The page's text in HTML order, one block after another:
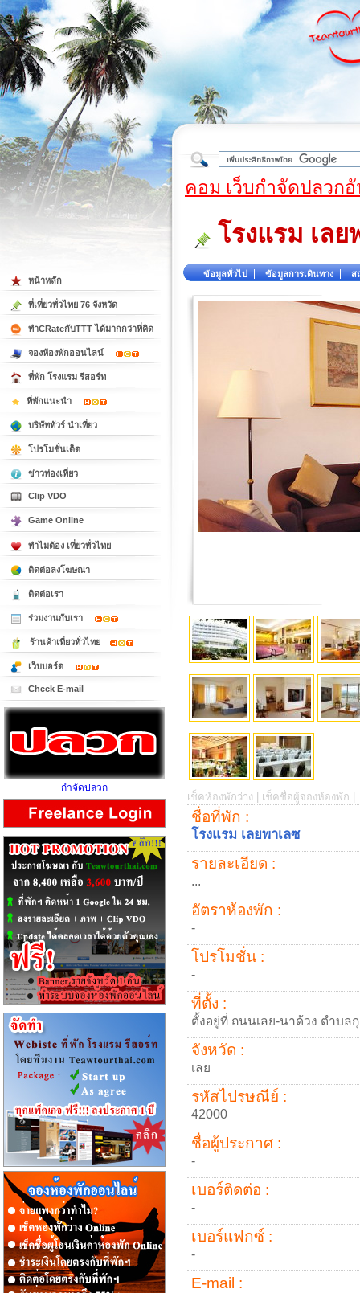
ต้
คอม เว็บกำจัดปลวก
โรงแรม เลย
ข้อมูลทั่วไป ข้อมูลการเดินทาง ส
เช็คห้องพักว่าง | เช็คชื่อผู้จองห้องพัก |
ชื่อที่พัก :
โรงแรม เลยพาเลซ
รายละเอียด :
...
อัตราห้องพัก :
-
โปรโมชั่น :
-
ที่ตั้ง :
ตั้งอยู่ที่ ถนนเลย-นาด้วง ตำบลกุ
จังหวัด :
เลย
รหัสไปรษณีย์ :
42000
ชื่อผู้ประกาศ :
-
เบอร์ติดต่อ :
-
เบอร์แฟกซ์ :
-
E-mail :
หน้าหลัก
ที่เที่ยวทั่วไทย 76 จังหวัด
ทำCRateกับTTT ได้มากกว่าที่คิด
จองห้องพักออนไลน์
ที่พัก โรงแรม รีสอร์ท
ที่พักแนะนำ
บริษัททัวร์ นำเที่ยว
โปรโมชั่นเด็ด
ข่าวท่องเที่ยว
Clip VDO
Game Online
ทำไมต้อง เที่ยวทั่วไทย
ติดต่อลงโฆษณา
ติดต่อเรา
ร่วมงานกับเรา
ร้านค้าเที่ยวทั่วไทย
เว็บบอร์ด
Check E-mail
กำจัดปลวก